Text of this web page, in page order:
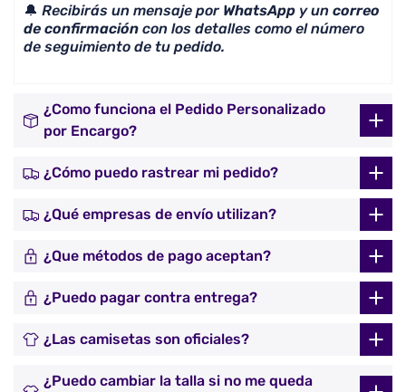
🔔 Recibirás un mensaje por WhatsApp y un correo
de confirmación con los detalles como el número
de seguimiento de tu pedido.
¿Como funciona el Pedido Personalizado
por Encargo?
¿Cómo puedo rastrear mi pedido?
¿Qué empresas de envío utilizan?
¿Que métodos de pago aceptan?
¿Puedo pagar contra entrega?
¿Las camisetas son oficiales?
¿Puedo cambiar la talla si no me queda